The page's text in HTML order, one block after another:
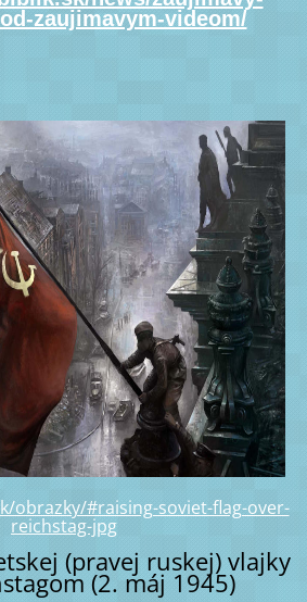
zaujimavym-videom/
obrazky/#raising-soviet-flag-over-
reichstag-jpg
(pravej ruskej) vlajky
(2. máj 1945)